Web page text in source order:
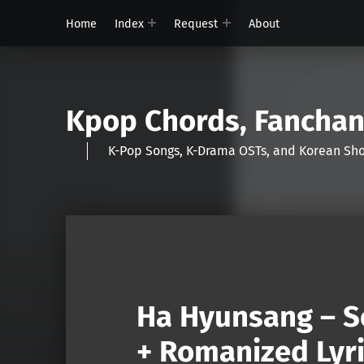
Home Index Request About
Kpop Chords,
K-Pop Songs, K-Drama OSTs, and Korean
Ha Hyunsang –
+ Romanized